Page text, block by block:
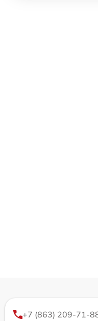
+7 (863) 209-71-